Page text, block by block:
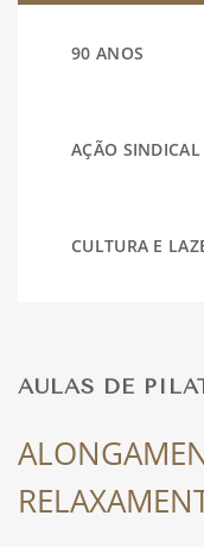
90 ANOS
AÇÃO SINDICAL
CULTURA E
FÉRIAS
AULAS DE